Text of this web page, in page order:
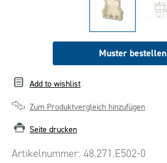
Muster bestellen
Add to wishlist
Zum Produktvergleich hinzufügen
Seite drucken
Artikelnummer: 48.271.E502-0